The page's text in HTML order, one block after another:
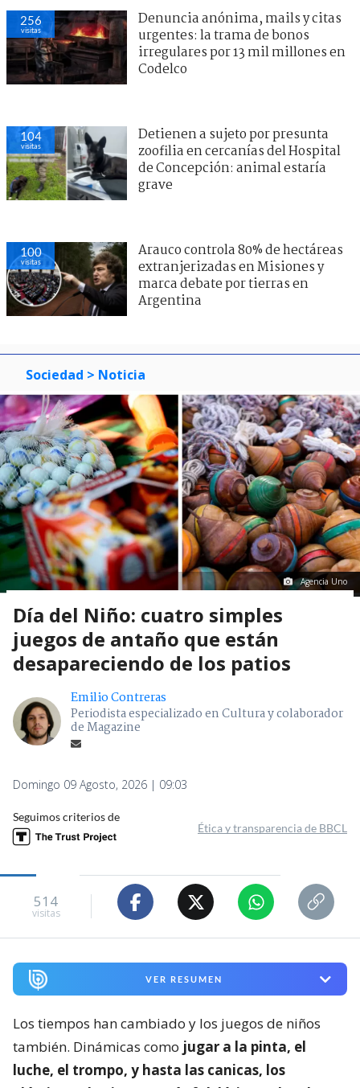
256
visitas
Denuncia anónima, mails y citas
urgentes: la trama de bonos
irregulares por 13 mil millones en
Codelco
104
visitas
Detienen a sujeto por presunta
zoofilia en cercanías del Hospital
de Concepción: animal estaría
grave
100
visitas
Arauco controla 80% de hectáreas
extranjerizadas en Misiones y
marca debate por tierras en
Argentina
Sociedad > Noticia
Agencia Uno
Día del Niño: cuatro simples
juegos de antaño que están
desapareciendo de los patios
Emilio Contreras
Periodista especializado en Cultura y colaborador
de Magazine
Domingo 09 Agosto, 2026 | 09:03
Seguimos criterios de
Ética y transparencia de BBCL
514
visitas
VER RESUMEN
Los tiempos han cambiado y los juegos de niños
también. Dinámicas como jugar a la pinta, el
luche, el trompo, y hasta las canicas, los